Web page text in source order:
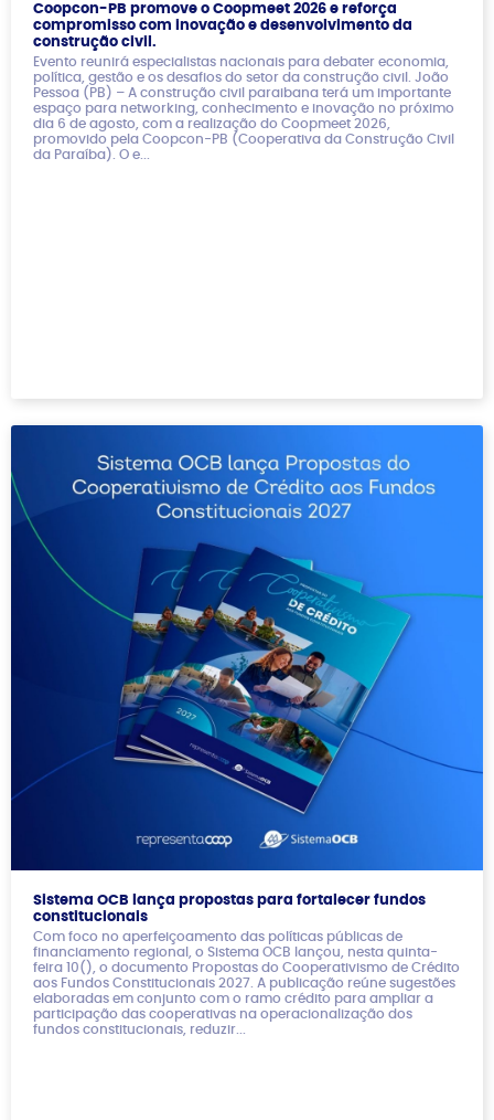
Coopcon-PB promove o Coopmeet 2026 e reforça
compromisso com inovação e desenvolvimento da
construção civil.
Evento reunirá especialistas nacionais para debater economia,
política, gestão e os desafios do setor da construção civil. João
Pessoa (PB) – A construção civil paraibana terá um importante
espaço para networking, conhecimento e inovação no próximo
dia 6 de agosto, com a realização do Coopmeet 2026,
promovido pela Coopcon-PB (Cooperativa da Construção Civil
da Paraíba). O e...
Sistema OCB lança propostas para fortalecer fundos
constitucionais
Com foco no aperfeiçoamento das políticas públicas de
financiamento regional, o Sistema OCB lançou, nesta quinta-
feira 10(), o documento Propostas do Cooperativismo de Crédito
aos Fundos Constitucionais 2027. A publicação reúne sugestões
elaboradas em conjunto com o ramo crédito para ampliar a
participação das cooperativas na operacionalização dos
fundos constitucionais, reduzir...